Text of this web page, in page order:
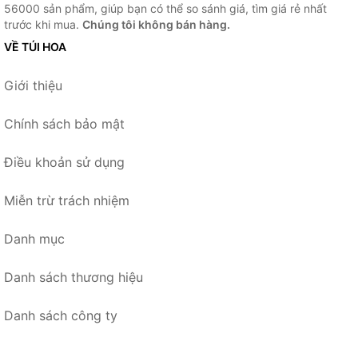
56000 sản phẩm, giúp bạn có thể so sánh giá, tìm giá rẻ nhất
trước khi mua. Chúng tôi không bán hàng.
VỀ TÚI HOA
Giới thiệu
Chính sách bảo mật
Điều khoản sử dụng
Miễn trừ trách nhiệm
Danh mục
Danh sách thương hiệu
Danh sách công ty